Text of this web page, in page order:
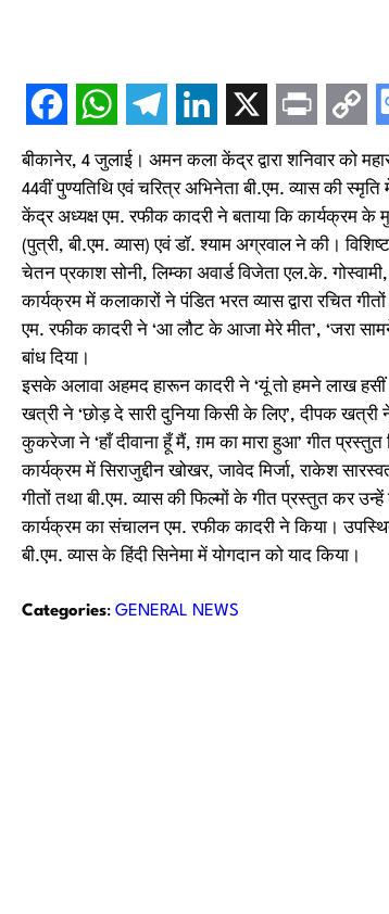
बीकानेर, 4 जुलाई। अमन कला केंद्र द्वारा शनिवार को
44वीं पुण्यतिथि एवं चरित्र अभिनेता बी.एम. व्यास की
केंद्र अध्यक्ष एम. रफीक कादरी ने बताया कि कार्यक्रम के
(पुत्री, बी.एम. व्यास) एवं डॉ. श्याम अग्रवाल ने की।
चेतन प्रकाश सोनी, लिम्का अवार्ड विजेता एल.के.
कार्यक्रम में कलाकारों ने पंडित भरत व्यास द्वारा रचित
एम. रफीक कादरी ने ‘आ लौट के आजा मेरे मीत’, ‘जरा
बांध दिया।
इसके अलावा अहमद हारून कादरी ने ‘यूं तो हमने लाख हसीं
खत्री ने ‘छोड़ दे सारी दुनिया किसी के लिए’, दीपक खत्री
कुकरेजा ने ‘हाँ दीवाना हूँ मैं, ग़म का मारा हुआ’ गीत प्रस्तुत
कार्यक्रम में सिराजुद्दीन खोखर, जावेद मिर्जा, राकेश
गीतों तथा बी.एम. व्यास की फिल्मों के गीत प्रस्तुत कर उन्हें
कार्यक्रम का संचालन एम. रफीक कादरी ने किया।
बी.एम. व्यास के हिंदी सिनेमा में योगदान को याद किया।
Categories: GENERAL NEWS